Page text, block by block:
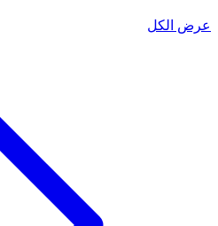
عرض الكل